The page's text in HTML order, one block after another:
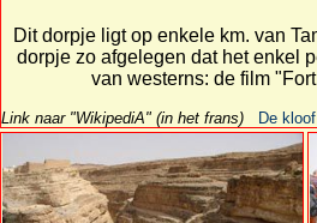
Dit dorpje ligt op enkele km. van
dorpje zo afgelegen dat het enkel
van westerns: de film
Link naar "WikipediA" (in het frans) De